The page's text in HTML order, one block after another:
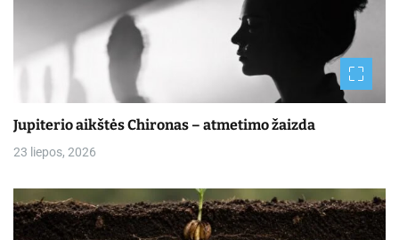
Jupiterio aikštės Chironas – atmetimo žaizda
23 liepos, 2026